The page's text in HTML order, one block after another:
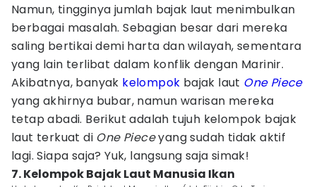
Namun, tingginya jumlah bajak laut menimbulkan
berbagai masalah. Sebagian besar dari mereka
saling bertikai demi harta dan wilayah, sementara
yang lain terlibat dalam konflik dengan Marinir.
Akibatnya, banyak kelompok bajak laut One Piece
yang akhirnya bubar, namun warisan mereka
tetap abadi. Berikut adalah tujuh kelompok bajak
laut terkuat di One Pieceyang sudah tidak aktif
lagi. Siapa saja? Yuk, langsung saja simak!
7. Kelompok Bajak Laut Manusia Ikan